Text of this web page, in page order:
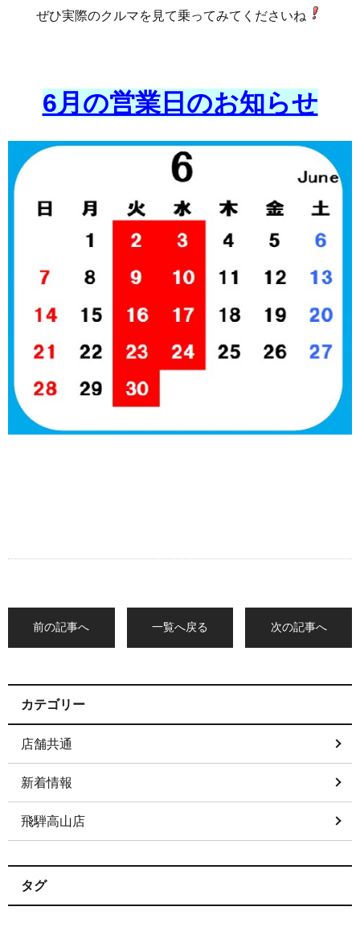
ぜひ実際のクルマを見て乗ってみてくださいね
6月の営業日のお知らせ
前の記事へ 一覧へ戻る 次の記事へ
カテゴリー
店舗共通
新着情報
飛騨高山店
タグ